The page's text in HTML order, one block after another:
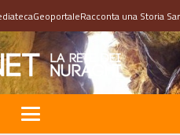
GeoportaleRacconta una Storia